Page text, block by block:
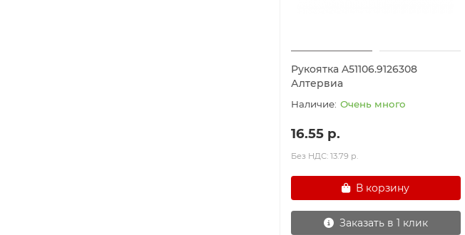
Рукоятка A51106.9126308
Алтервиа
Очень много
16.55 р.
Без НДС: 13.79 р.
В корзину
Заказать в 1 клик